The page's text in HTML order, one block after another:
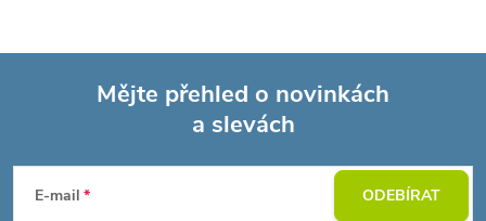
Mějte přehled o novinkách
a slevách
E-mail ODEBÍRAT